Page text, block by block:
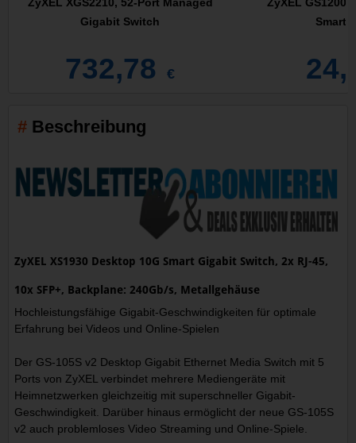
Gigabit Switch
732,78 €
Smart
Beschreibung
ZyXEL XS1930 Desktop 10G Smart Gigabit Switch, 2x RJ-45,
10x SFP+, Backplane: 240Gb/s, Metallgehäuse
Hochleistungsfähige Gigabit-Geschwindigkeiten für optimale
Erfahrung bei Videos und Online-Spielen
Der GS-105S v2 Desktop Gigabit Ethernet Media Switch mit 5
Ports von ZyXEL verbindet mehrere Mediengeräte mit
Heimnetzwerken gleichzeitig mit superschneller Gigabit-
Geschwindigkeit. Darüber hinaus ermöglicht der neue GS-105S
v2 auch problemloses Video Streaming und Online-Spiele.